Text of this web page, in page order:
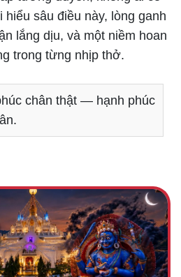
hiểu sâu điều này, lòng ganh
lắng dịu, và một niềm hoan
trong từng nhịp thở.
chân thật — hạnh phúc